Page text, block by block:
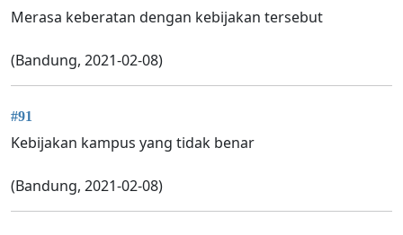
Merasa keberatan dengan kebijakan tersebut
(Bandung, 2021-02-08)
#91
Kebijakan kampus yang tidak benar
(Bandung, 2021-02-08)